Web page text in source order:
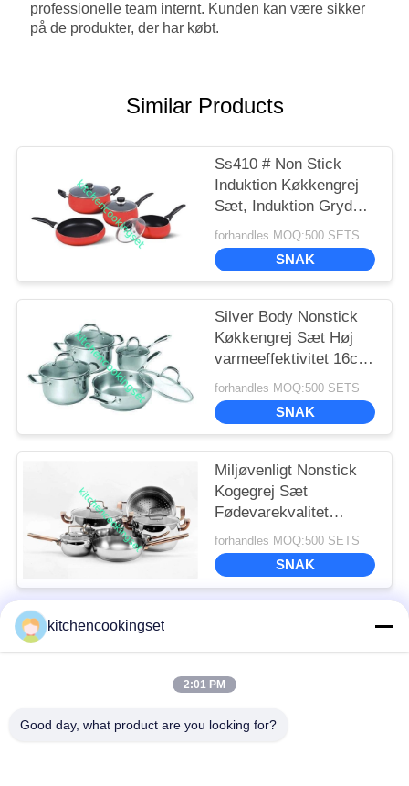
professionelle team internt. Kunden kan være sikker
på de produkter, der har købt.
Similar Products
Ss410 # Non Stick
Induktion Køkkengrej
Sæt, Induktion Gryder
Og Pander Sæt
forhandles MOQ:500 SETS
SNAK
Silver Body Nonstick
Køkkengrej Sæt Høj
varmeeffektivitet 16cm
- 22cm Pot
forhandles MOQ:500 SETS
SNAK
Miljøvenligt Nonstick
Kogegrej Sæt
Fødevarekvalitet
Ss410 Professionel
Ydeevne
forhandles MOQ:500 SETS
SNAK
Popular Categories
kitchencookingset
2:01 PM
Good day, what product are you looking for?